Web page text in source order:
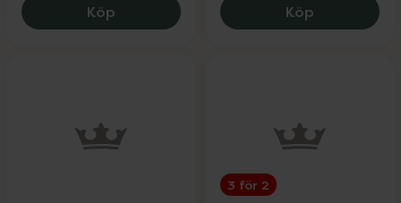
Köp IsaDora The Wonder Nail Polish
Köp Depend
3 för 2